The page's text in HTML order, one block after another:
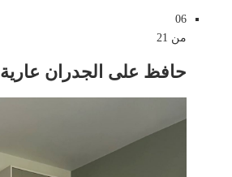
06
من 21
حافظ على الجدران عارية